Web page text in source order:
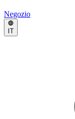
Negozio
IT